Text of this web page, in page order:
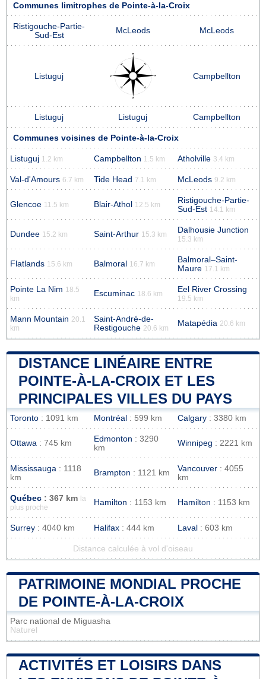
Communes limitrophes de Pointe-à-la-Croix
Ristigouche-Partie-
Sud-Est
McLeods McLeods
Listuguj Campbellton
Listuguj Listuguj Campbellton
Communes voisines de Pointe-à-la-Croix
Listuguj 1.2 km Campbellton 1.5 km Atholville 3.4 km
Val-d'Amours 6.7 km Tide Head 7.1 km McLeods 9.2 km
Glencoe 11.5 km Blair-Athol 12.5 km
Ristigouche-Partie-
Sud-Est 14.1 km
Dundee 15.2 km Saint-Arthur 15.3 km Dalhousie Junction
15.3 km
Flatlands 15.6 km Balmoral 16.7 km
Balmoral–Saint-
Maure 17.1 km
Pointe La Nim 18.5
km
Escuminac 18.6 km Eel River Crossing
19.5 km
Mann Mountain 20.1
km
Saint-André-de-
Restigouche 20.6 km
Matapédia 20.6 km
DISTANCE LINÉAIRE ENTRE
POINTE-À-LA-CROIX ET LES
PRINCIPALES VILLES DU PAYS
Toronto : 1091 km Montréal : 599 km Calgary : 3380 km
Ottawa : 745 km Edmonton : 3290
km
Winnipeg : 2221 km
Mississauga : 1118
km
Brampton : 1121 km Vancouver : 4055
km
Québec : 367 km
la
plus proche
Hamilton : 1153 km Hamilton : 1153 km
Surrey : 4040 km Halifax : 444 km Laval : 603 km
Distance calculée à vol d'oiseau
PATRIMOINE MONDIAL PROCHE
DE POINTE-À-LA-CROIX
Parc national de Miguasha
Naturel
ACTIVITÉS ET LOISIRS DANS